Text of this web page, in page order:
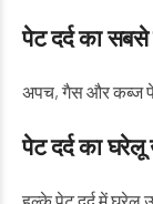
पेट दर्द का सबसे
अपच, गैस और कब्ज
पेट दर्द का